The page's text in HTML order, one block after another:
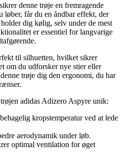
denne trøje en fremragende
løber, får du en åndbar effekt, der
dig kølig, selv under de mest
er essentiel for langvarige
til silhuetten, hvilket sikrer
om du udforsker nye stier eller
trøje dig den ergonomi, du har
adidas Adizero Aspyre unik:
kropstemperatur ved at lede
aerodynamik under løb.
optimal ventilation for øget